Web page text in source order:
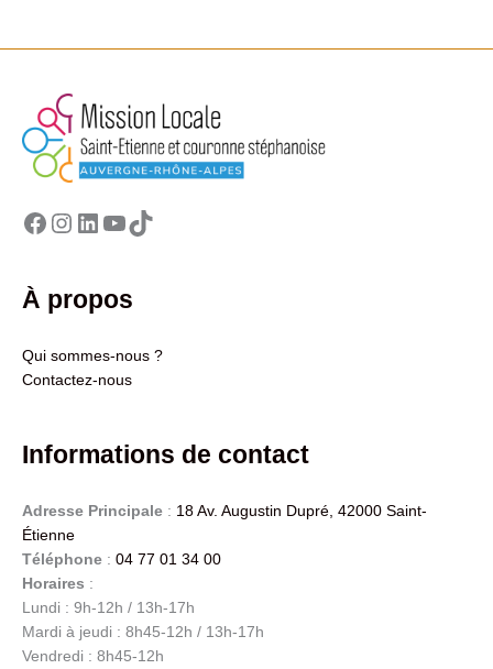
Facebook
Instagram
LinkedIn
YouTube
TikTok
À propos
Qui sommes-nous ?
Contactez-nous
Informations de contact
Adresse Principale : 18 Av. Augustin Dupré, 42000 Saint-
Étienne
Téléphone : 04 77 01 34 00
Horaires :
Lundi : 9h-12h / 13h-17h
Mardi à jeudi : 8h45-12h / 13h-17h
Vendredi : 8h45-12h